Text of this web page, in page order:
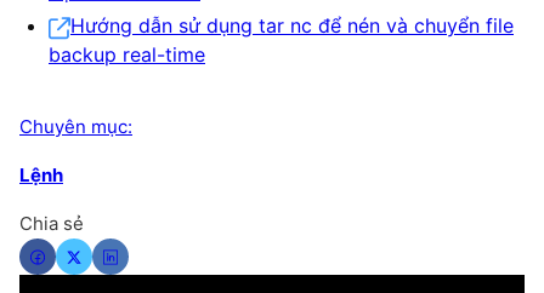
Hướng dẫn sử dụng tar nc để nén và chuyển file
backup real-time
Chuyên mục:
Lệnh
Chia sẻ